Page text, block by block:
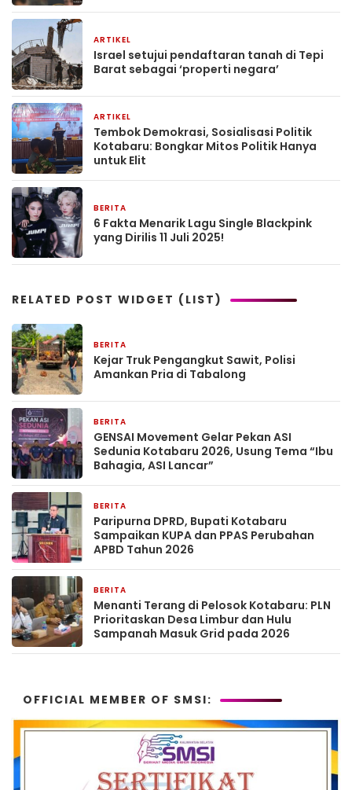
ARTIKEL
Israel setujui pendaftaran tanah di Tepi
Barat sebagai ‘properti negara’
ARTIKEL
Tembok Demokrasi, Sosialisasi Politik
Kotabaru: Bongkar Mitos Politik Hanya
untuk Elit
BERITA
6 Fakta Menarik Lagu Single Blackpink
yang Dirilis 11 Juli 2025!
RELATED POST WIDGET (LIST)
BERITA
Kejar Truk Pengangkut Sawit, Polisi
Amankan Pria di Tabalong
BERITA
GENSAI Movement Gelar Pekan ASI
Sedunia Kotabaru 2026, Usung Tema “Ibu
Bahagia, ASI Lancar”
BERITA
Paripurna DPRD, Bupati Kotabaru
Sampaikan KUPA dan PPAS Perubahan
APBD Tahun 2026
BERITA
Menanti Terang di Pelosok Kotabaru: PLN
Prioritaskan Desa Limbur dan Hulu
Sampanah Masuk Grid pada 2026
OFFICIAL MEMBER OF SMSI: